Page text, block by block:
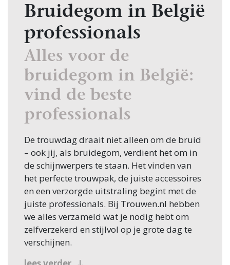
Bruidegom in België
professionals
Alles voor de
bruidegom in België:
vind de beste
professionals
De trouwdag draait niet alleen om de bruid
– ook jij, als bruidegom, verdient het om in
de schijnwerpers te staan. Het vinden van
het perfecte trouwpak, de juiste accessoires
en een verzorgde uitstraling begint met de
juiste professionals. Bij Trouwen.nl hebben
we alles verzameld wat je nodig hebt om
zelfverzekerd en stijlvol op je grote dag te
verschijnen.
Trouwpak op maat